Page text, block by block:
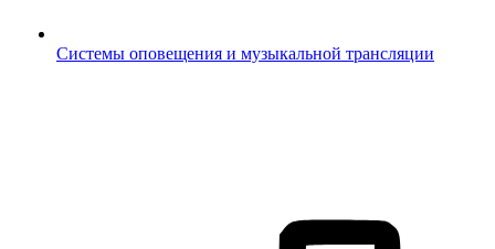
Системы оповещения и музыкальной трансляции